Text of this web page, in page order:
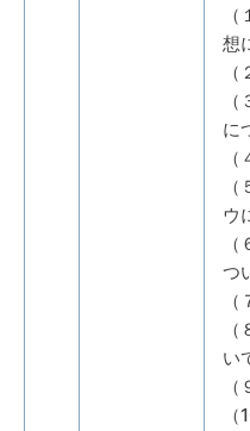
想
に
ウ
つ
い